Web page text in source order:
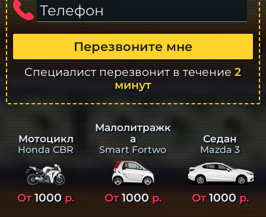
Телефон
Перезвоните мне
Специалист перезвонит в течение2
минут
Мотоцикл
Honda CBR
От1000р.
Малолитражк
а
Smart Fortwo
От1000р.
Седан
Mazda 3
От1000р.